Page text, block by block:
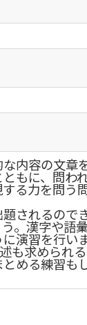
内容の文章
もに、問わ
る力を問う
されるので
。漢字や語
演習を行い
も求められ
める練習も